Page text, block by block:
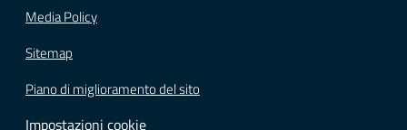
Media Policy
Sitemap
Piano di miglioramento del sito
Impostazioni cookie